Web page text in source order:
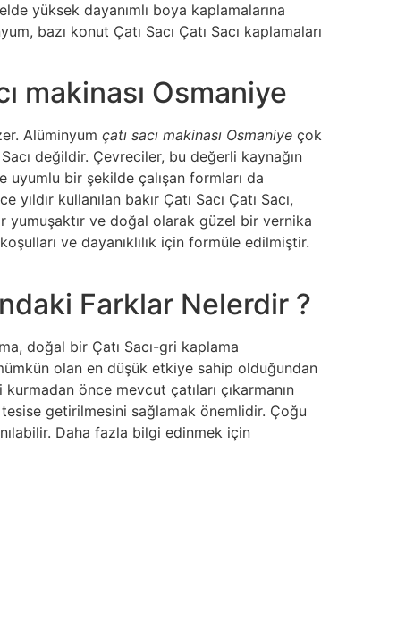
yüksek dayanımlı boya kaplamalarına
bazı konut Çatı Sacı Çatı Sacı kaplamaları
makinası Osmaniye
Alüminyum çatı sacı makinası Osmaniye çok
değildir. Çevreciler, bu değerli kaynağın
uyumlu bir şekilde çalışan formları da
kullanılan bakır Çatı Sacı Çatı Sacı,
yumuşaktır ve doğal olarak güzel bir vernika
ve dayanıklılık için formüle edilmiştir.
Farklar Nelerdir ?
doğal bir Çatı Sacı-gri kaplama
olan en düşük etkiye sahip olduğundan
önce mevcut çatıları çıkarmanın
getirilmesini sağlamak önemlidir. Çoğu
Daha fazla bilgi edinmek için